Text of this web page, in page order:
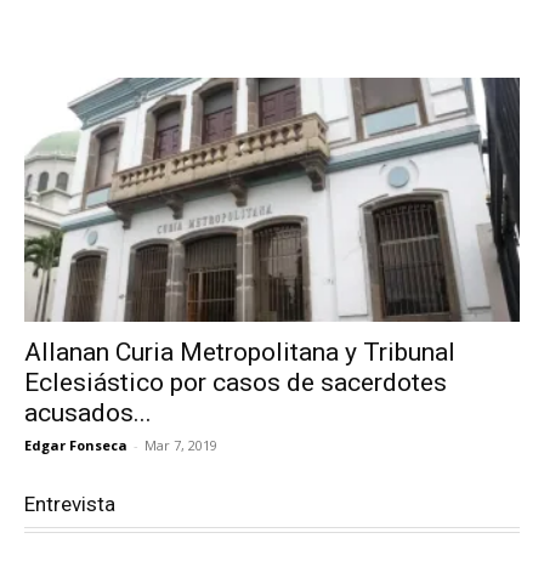
Allanan Curia Metropolitana y Tribunal
Eclesiástico por casos de sacerdotes
acusados...
Edgar Fonseca - Mar 7, 2019
Entrevista